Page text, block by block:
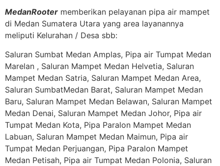
MedanRooter memberikan pelayanan pipa air mampet
di Medan Sumatera Utara yang area layanannya
meliputi Kelurahan / Desa sbb:
Saluran Sumbat Medan Amplas, Pipa air Tumpat Medan
Marelan , Saluran Mampet Medan Helvetia, Saluran
Mampet Medan Satria, Saluran Mampet Medan Area,
Saluran SumbatMedan Barat, Saluran Mampet Medan
Baru, Saluran Mampet Medan Belawan, Saluran Mampet
Medan Denai, Saluran Mampet Medan Johor, Pipa air
Tumpat Medan Kota, Pipa Paralon Mampet Medan
Labuan, Saluran Mampet Medan Maimun, Pipa air
Tumpat Medan Perjuangan, Pipa Paralon Mampet
Medan Petisah, Pipa air Tumpat Medan Polonia, Saluran